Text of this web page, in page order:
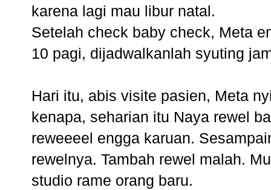
karena lagi mau libur natal.
Setelah check baby check, Meta
10 pagi, dijadwalkanlah syuting
Hari itu, abis visite pasien, Meta
kenapa, seharian itu Naya rewel
reweeeel engga karuan.
rewelnya. Tambah rewel malah.
studio rame orang baru.